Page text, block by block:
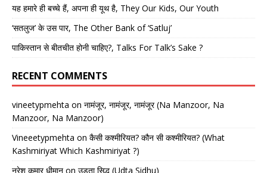
यह हमारे ही बच्चे हैं, अपना ही यूथ है, They Our Kids, Our Youth
‘सतलुज’ के उस पार, The Other Bank of ‘Satluj’
पाकिस्तान से बीतचीत होनी चाहिए?, Talks For Talk’s Sake ?
RECENT COMMENTS
vineetypmehta on नामंजूर, नामंजूर, नामंजूर (Na Manzoor, Na
Manzoor, Na Manzoor)
Vineeetypmehta on कैसी कश्मीरियत? कौन सी कश्मीरियत? (What
Kashmiriyat Which Kashmiriyat ?)
नरेश कुमार धीमान on उड़ता सिद्धू (Udta Sidhu)